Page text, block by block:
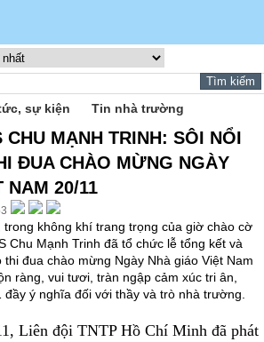
sự kiện Tin nhà trường
CHU MẠNH TRINH: SÔI NỔI
ĐUA CHÀO MỪNG NGÀY
NAM 20/11
trong không khí trang trọng của giờ chào cờ
Chu Mạnh Trinh đã tổ chức lễ tổng kết và
đua chào mừng Ngày Nhà giáo Việt Nam
ràng, vui tươi, tràn ngập cảm xúc tri ân,
đầy ý nghĩa đối với thầy và trò nhà trường.
Liên đội TNTP Hồ Chí Minh đã phát